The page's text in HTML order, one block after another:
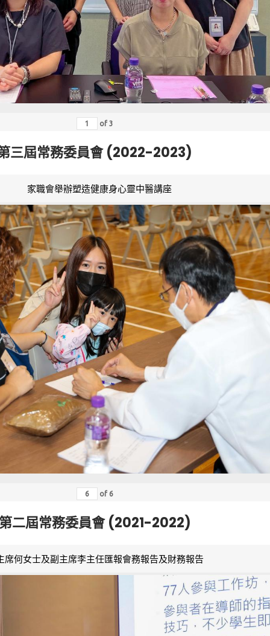
of 3
三屆常務委員會 (2022-2023)
家職會舉辦塑造健康身心靈中醫講座
of 6
二屆常務委員會 (2021-2022)
席何女士及副主席李主任匯報會務報告及財務報告